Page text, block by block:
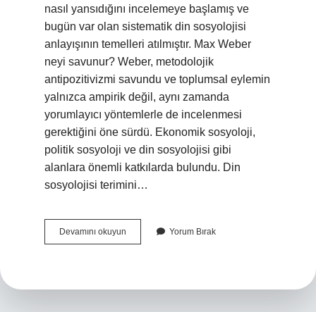
nasıl yansıdığını incelemeye başlamış ve
bugün var olan sistematik din sosyolojisi
anlayışının temelleri atılmıştır. Max Weber
neyi savunur? Weber, metodolojik
antipozitivizmi savundu ve toplumsal eylemin
yalnızca ampirik değil, aynı zamanda
yorumlayıcı yöntemlerle de incelenmesi
gerektiğini öne sürdü. Ekonomik sosyoloji,
politik sosyoloji ve din sosyolojisi gibi
alanlara önemli katkılarda bulundu. Din
sosyolojisi terimini…
Devamını okuyun Sistematik
Din
Yorum Bırak